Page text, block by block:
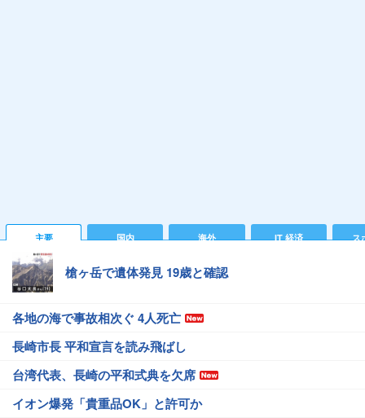
主要 国内 海外 IT 経済 ス
槍ヶ岳で遺体発見 19歳と確認
各地の海で事故相次ぐ 4人死亡
長崎市長 平和宣言を読み飛ばし
台湾代表、長崎の平和式典を欠席
イオン爆発「貴重品OK」と許可か